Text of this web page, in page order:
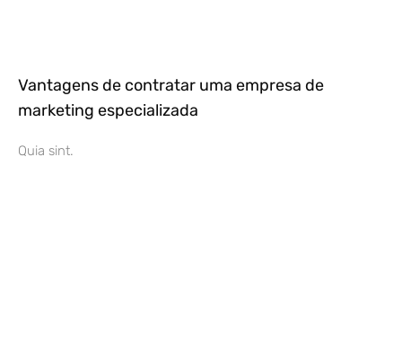
Vantagens de contratar uma empresa de
marketing especializada
Quia sint.